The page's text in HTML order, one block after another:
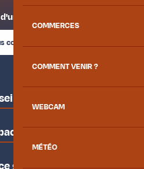
COMMERCES
COMMENT VENIR ?
WEBCAM
MÉTÉO
conseil ?
contacter
des locaux
pro